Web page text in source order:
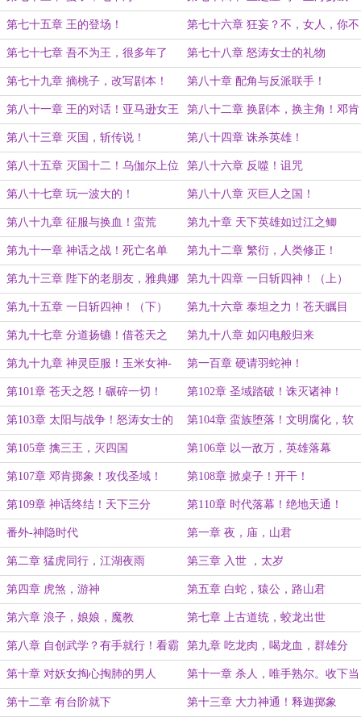
第七十五章 王的登场！ 第七十六章 狂妄？不，女人，你不
懂王的力量！
第七十七章 吾不为王，很多年了 第七十八章 怒涛女士的礼物
第七十九章 摘桃子，改写剧本！ 第八十章 配角与反派联手！
第八十一章 王的对话！亚马逊女王 第八十二章 换剧本，换主角！邓肯
登场
第八十三章 灭国，斩传说！ 第八十四章 诛杀英雄！
第八十五章 灭国十二！乌伽尔上位 第八十六章 反噬！诅咒
第八十七章 玩一波大的！ 第八十八章 灭巨人之国！
第八十九章 征服与换血！蛮荒 第九十章 天下英雄如过江之鲫
第九十一章 神话之战！死亡名单 第九十二章 繁衍，人类修正！
第九十三章 陛下的老朋友，雅典娜
的密语！
第九十四章 一日斩四神！（上）
第九十五章 一日斩四神！（下） 第九十六章 泰坦之力！苍天瞩目
第九十七章 分道扬镳！借苍天之
力，荡平世界
第九十八章 如闪电般归来
第九十九章 神灵臣服！玉米女神-
若菈妮
第一百章 硬请羽蛇神！
第101章 苍天之怒！碾碎一切！ 第102章 圣域踏破！诛灭诸神！
第103章 太阳与战争！怒涛女士的
恨
第104章 蛮族堕落！文明腐化，软
刀诛心
第105章 擒三王，灭四国 第106章 以一敌万，英雄落幕
第107章 邓肯掷象！攻伐圣域！ 第108章 掀桌子！开干！
第109章 神话终结！天下三分 第110章 时代落幕！绝地天通！
【本卷完】
番外-神隐时代 第一章 夜，庙，山君
第二章 猛虎同行，江湖夜雨 第三章 入世 ，太岁
第四章 虎煞，游神 第五章 白蛇，猿公，路山君
第六章 浪子，娘娘，魔教 第七章 上古道统，蛟龙出世
第八章 自创武学？有手就行！看霸
王枪
第九章 吃龙肉，喝龙血，群雄分
之。
第十章 对妖女掏心掏肺的男人 第十一章 杀人，唯手熟尔。收下当
狗
第十二章 有台阶就下 第十三章 大力神通！释迦掷象